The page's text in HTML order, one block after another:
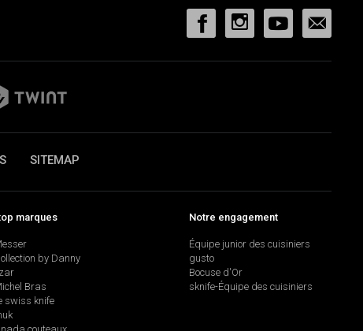
SITEMAP
marques
by Danny
Bras
swiss knife
Notre engagement
Équipe junior des cuisiniers
gusto
Bocuse d'Or
sknife-Équipe des cuisiniers